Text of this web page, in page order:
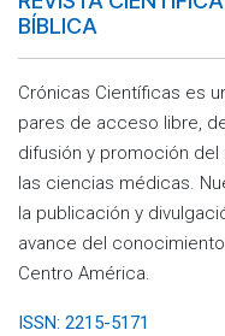
BÍBLICA
Crónicas Científicas es
pares de acceso libre,
difusión y promoción
las ciencias médicas.
la publicación y
avance del
Centro América.
ISSN: 2215-5171